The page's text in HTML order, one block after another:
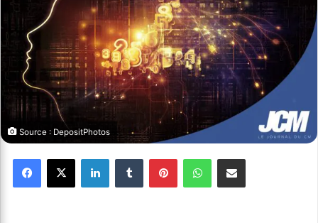
Source : DepositPhotos